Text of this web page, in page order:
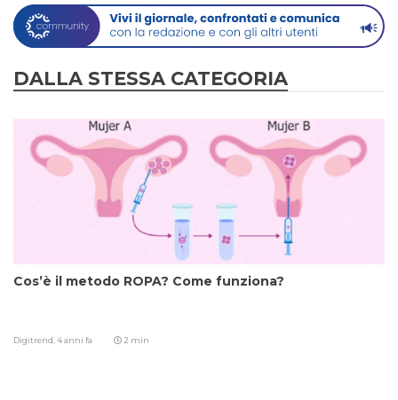
DALLA STESSA CATEGORIA
Cos’è il metodo ROPA? Come funziona?
Digitrend,4 anni fa 2 min